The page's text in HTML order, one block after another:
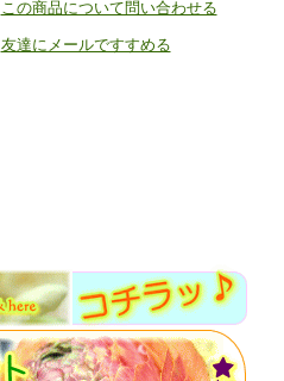
この商品について問い合わせる
友達にメールですすめる